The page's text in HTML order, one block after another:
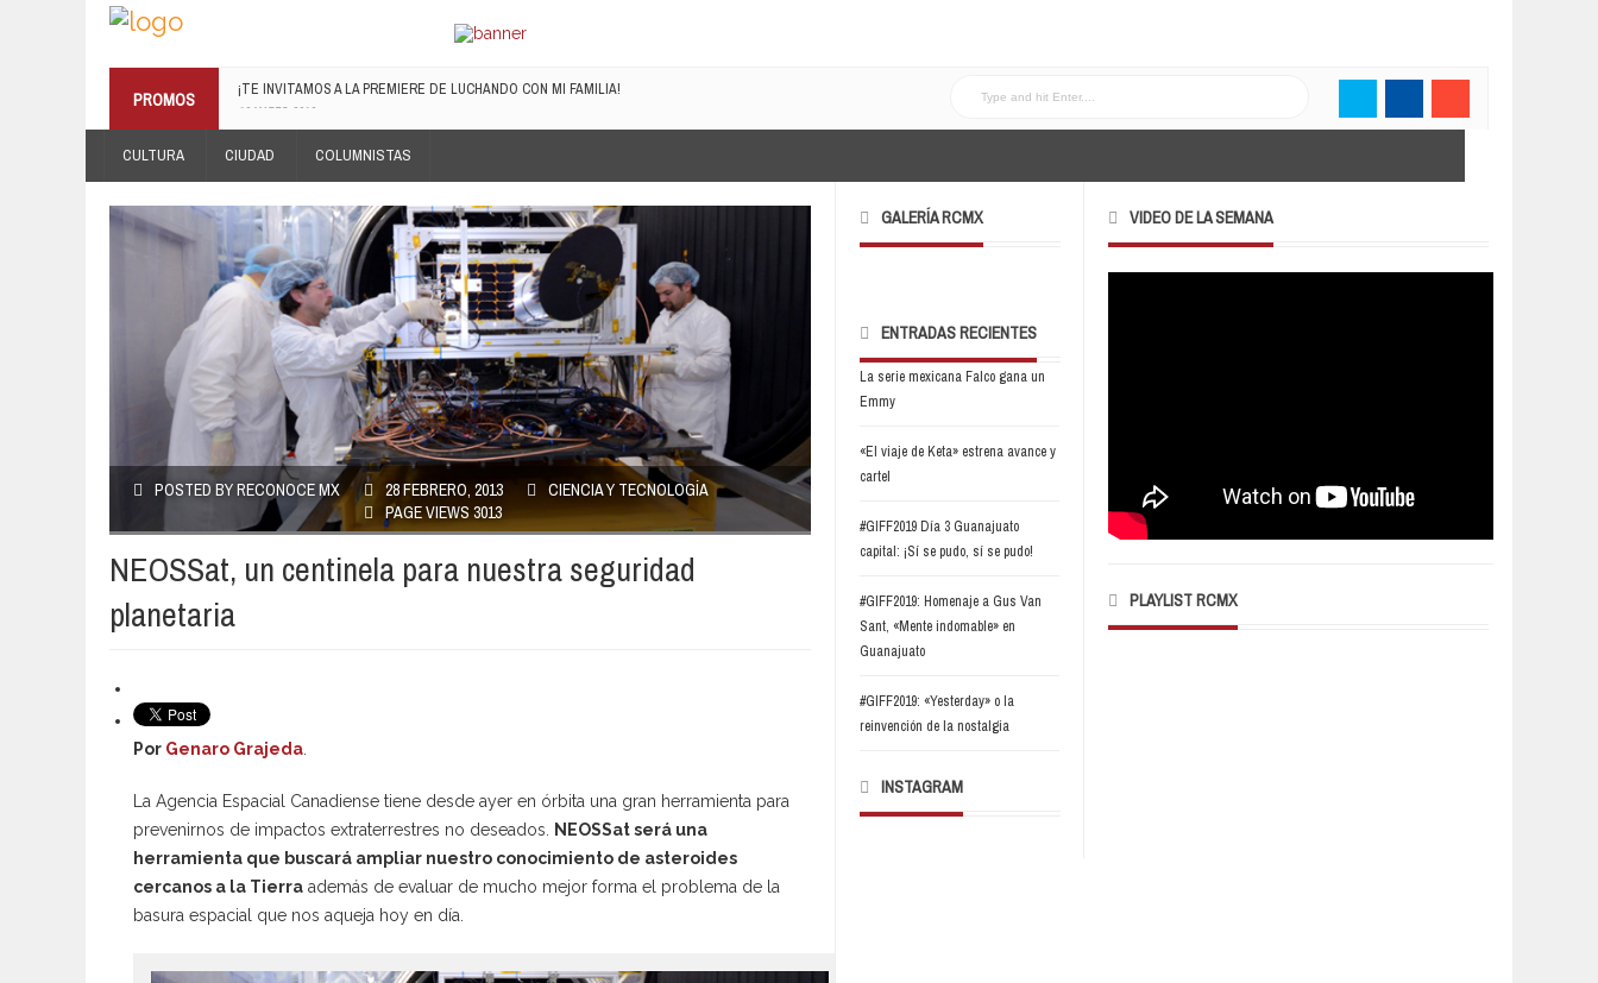
PROMOS ¡TE INVITAMOS A LA PREMIERE DE LUCHANDO CON MI FAMILIA!
13 MARZO, 2019
RECONOCE MX TE REGALA EL COMPILADO #ELRECOMENDADOVOL4
CULTURA CIUDAD COLUMNISTAS
POSTED BY RECONOCE MX 28 FEBRERO, 2013
CIENCIA Y TECNOLOGÍA
PAGE VIEWS 3013
NEOSSat, un centinela para nuestra seguridad
planetaria
Por Genaro Grajeda
La Agencia Espacial Canadiense tiene desde ayer en órbita una gran herramienta para
prevenirnos de impactos extraterrestres no deseados.
NEOSSat será una
herramienta que buscará ampliar nuestro conocimiento de asteroides
cercanos a la Tierra además de evaluar de mucho mejor forma el problema de la
basura espacial que nos aqueja hoy en día.
GALERÍA RCMX
ENTRADAS RECIENTES
La serie mexicana Falco gana un
Emmy
«El viaje de Keta» estrena avance y
cartel
#GIFF2019 Día 3 Guanajuato
capital: ¡Sí se pudo, sí se pudo!
#GIFF2019: Homenaje a Gus Van
Sant, «Mente indomable» en
Guanajuato
#GIFF2019: «Yesterday» o la
reinvención de la nostalgia
INSTAGRAM
VIDEO DE LA SEMANA
PLAYLIST RCMX